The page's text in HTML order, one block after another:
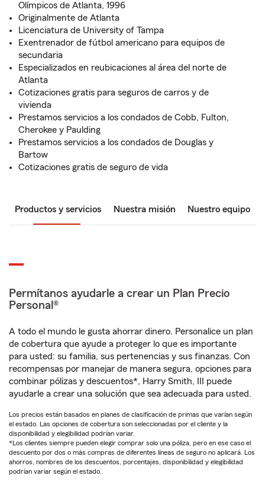
Olímpicos de Atlanta, 1996
Originalmente de Atlanta
Licenciatura de University of Tampa
Exentrenador de fútbol americano para equipos de
secundaria
Especializados en reubicaciones al área del norte de
Atlanta
Cotizaciones gratis para seguros de carros y de
vivienda
Prestamos servicios a los condados de Cobb, Fulton,
Cherokee y Paulding
Prestamos servicios a los condados de Douglas y
Bartow
Cotizaciones gratis de seguro de vida
Productos y servicios Nuestra misión Nuestro equipo
Permítanos ayudarle a crear un Plan Precio
Personal®
A todo el mundo le gusta ahorrar dinero. Personalice un plan
de cobertura que ayude a proteger lo que es importante
para usted: su familia, sus pertenencias y sus finanzas. Con
recompensas por manejar de manera segura, opciones para
combinar pólizas y descuentos*, Harry Smith, III puede
ayudarle a crear una solución que sea adecuada para usted.
Los precios están basados en planes de clasificación de primas que varían según
el estado. Las opciones de cobertura son seleccionadas por el cliente y la
disponibilidad y elegibilidad podrían variar.
*Los clientes siempre pueden elegir comprar solo una póliza, pero en ese caso el
descuento por dos o más compras de diferentes líneas de seguro no aplicará. Los
ahorros, nombres de los descuentos, porcentajes, disponibilidad y elegibilidad
podrían variar según el estado.